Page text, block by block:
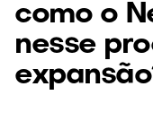
como o
nesse